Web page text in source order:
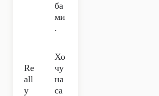
ба
ми
.
Re
all
y
Хо
чу
на
са